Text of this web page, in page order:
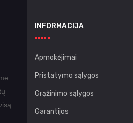
INFORMACIJA
Apmokėjimai
Pristatymo sąlygos
Grąžinimo sąlygos
Garantijos